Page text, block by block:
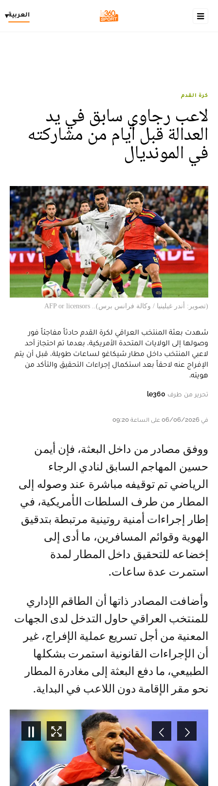
العربية▾
كرة القدم
لاعب رجاوي سابق في يد
العدالة قبل أيام من مشاركته
في المونديال
(تصوير: أندر غيلينيا / وكالة فرانس برس).. AFP or licensors
شهدت بعثة المنتخب العراقي لكرة القدم حادثاً مفاجئاً فور
وصولها إلى الولايات المتحدة الأمريكية، بعدما تم احتجاز أحد
لاعبي المنتخب داخل مطار شيكاغو لساعات طويلة، قبل أن يتم
الإفراج عنه لاحقاً بعد استكمال إجراءات التحقيق والتأكد من
هويته.
تحرير من طرف le360
في 06/06/2026 على الساعة 09:20
ووفق مصادر من داخل البعثة، فإن أيمن
حسين المهاجم السابق لنادي الرجاء
الرياضي تم توقيفه مباشرة عند وصوله إلى
المطار من طرف السلطات الأمريكية، في
إطار إجراءات أمنية روتينية مرتبطة بتدقيق
الهوية وقوائم المسافرين، ما أدى إلى
إخضاعه للتحقيق داخل المطار لمدة
استمرت عدة ساعات.
وأضافت المصادر ذاتها أن الطاقم الإداري
للمنتخب العراقي حاول التدخل لدى الجهات
المعنية من أجل تسريع عملية الإفراج، غير
أن الإجراءات القانونية استمرت بشكلها
الطبيعي، ما دفع البعثة إلى مغادرة المطار
نحو مقر الإقامة دون اللاعب في البداية.